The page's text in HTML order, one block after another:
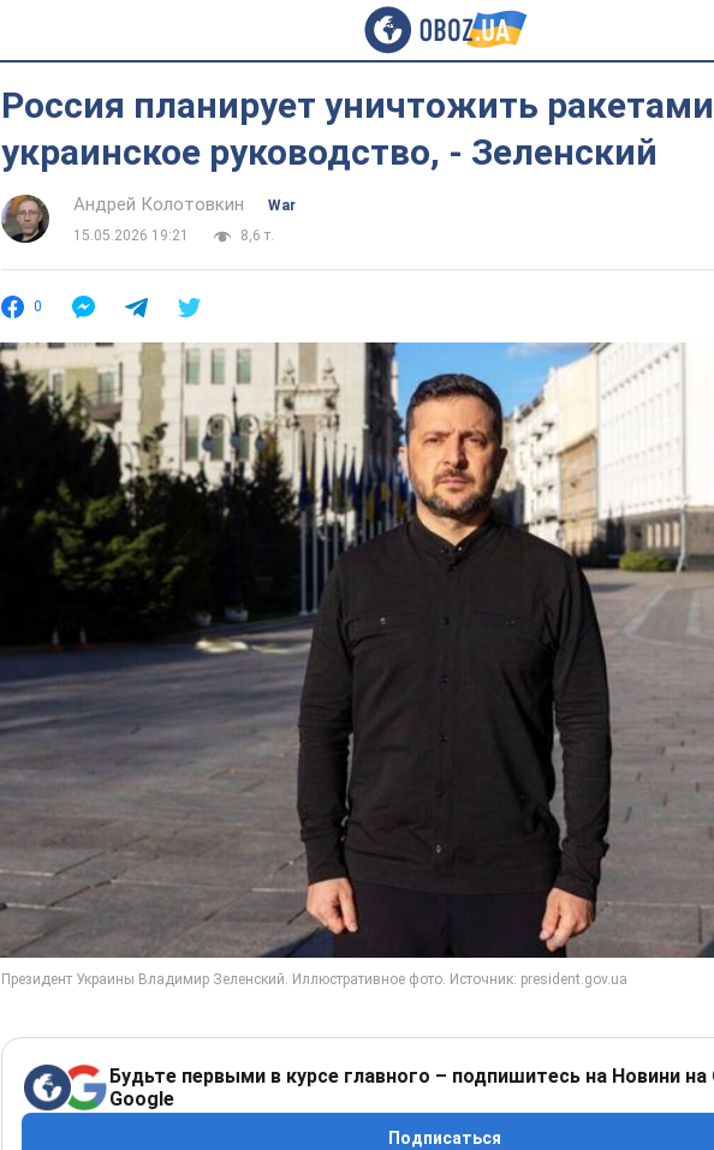
Россия планирует уничтожить ракетами
украинское руководство, - Зеленский
Андрей Колотовкин
War
15.05.2026 19:21
8,6 т.
0
Будьте первыми в курсе главного – подпишитесь на Новини на
Google
Подписаться